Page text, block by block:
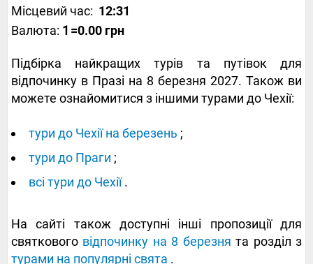
Місцевий час: 12:31
Валюта: 1 =0.00 грн
Підбірка найкращих турів та путівок для
відпочинку в Празі на 8 березня 2027. Також ви
можете ознайомитися з іншими турами до Чехії:
тури до Чехії на березень ;
тури до Праги ;
всі тури до Чехії.
На сайті також доступні інші пропозиції для
святкового відпочинку на 8 березня та розділ з
турами на популярні свята .